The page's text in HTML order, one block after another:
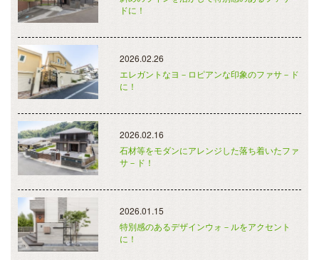
ドに！
2026.02.26
エレガントなヨ－ロピアンな印象のファサ－ド
に！
2026.02.16
石材等をモダンにアレンジした落ち着いたファ
サ－ド！
2026.01.15
特別感のあるデザインウォ－ルをアクセント
に！